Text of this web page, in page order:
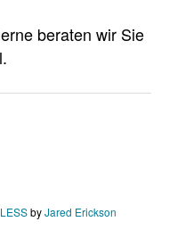
LESSbyJared Erickson